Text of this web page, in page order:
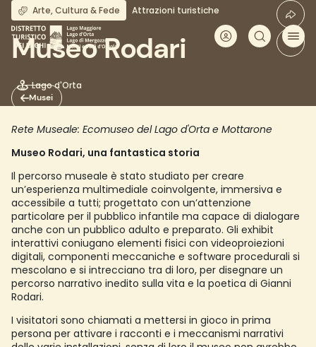
Salta
contenuto
principale
Musei
Arte, Cultura & Fede Attrazioni turistiche
Museo Rodari
Lago d'Orta
Rete Museale: Ecomuseo del Lago d'Orta e Mottarone
Museo Rodari, una fantastica storia
Il percorso museale è stato studiato per creare
un’esperienza multimediale coinvolgente, immersiva e
accessibile a tutti; progettato con un’attenzione
particolare per il pubblico infantile ma capace di dialogare
anche con un pubblico adulto e preparato. Gli exhibit
interattivi coniugano elementi fisici con videoproiezioni
digitali, componenti meccaniche e software procedurali si
mescolano e si intrecciano tra di loro, per disegnare un
percorso narrativo inedito sulla vita e la poetica di Gianni
Rodari.
I visitatori sono chiamati a mettersi in gioco in prima
persona per attivare i racconti e i meccanismi narrativi